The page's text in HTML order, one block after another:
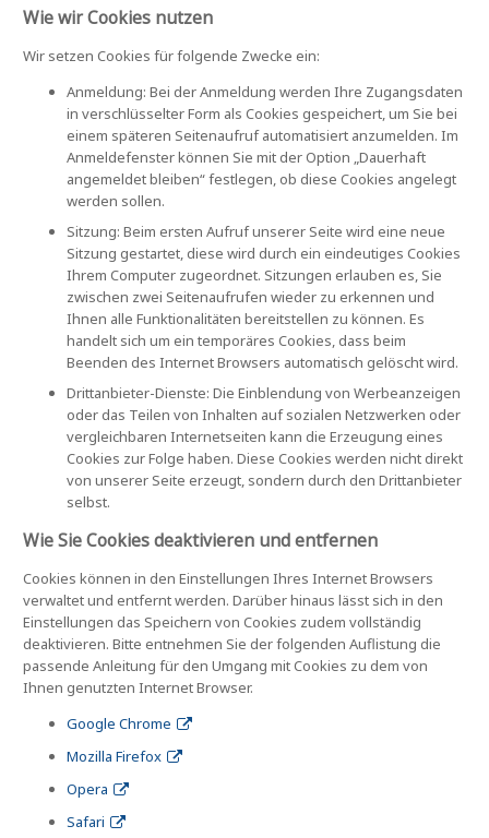
Wie wir Cookies nutzen
Wir setzen Cookies für folgende Zwecke ein:
Anmeldung: Bei der Anmeldung werden Ihre Zugangsdaten
in verschlüsselter Form als Cookies gespeichert, um Sie bei
einem späteren Seitenaufruf automatisiert anzumelden. Im
Anmeldefenster können Sie mit der Option „Dauerhaft
angemeldet bleiben“ festlegen, ob diese Cookies angelegt
werden sollen.
Sitzung: Beim ersten Aufruf unserer Seite wird eine neue
Sitzung gestartet, diese wird durch ein eindeutiges Cookies
Ihrem Computer zugeordnet. Sitzungen erlauben es, Sie
zwischen zwei Seitenaufrufen wieder zu erkennen und
Ihnen alle Funktionalitäten bereitstellen zu können. Es
handelt sich um ein temporäres Cookies, dass beim
Beenden des Internet Browsers automatisch gelöscht wird.
Drittanbieter-Dienste: Die Einblendung von Werbeanzeigen
oder das Teilen von Inhalten auf sozialen Netzwerken oder
vergleichbaren Internetseiten kann die Erzeugung eines
Cookies zur Folge haben. Diese Cookies werden nicht direkt
von unserer Seite erzeugt, sondern durch den Drittanbieter
selbst.
Wie Sie Cookies deaktivieren und entfernen
Cookies können in den Einstellungen Ihres Internet Browsers
verwaltet und entfernt werden. Darüber hinaus lässt sich in den
Einstellungen das Speichern von Cookies zudem vollständig
deaktivieren. Bitte entnehmen Sie der folgenden Auflistung die
passende Anleitung für den Umgang mit Cookies zu dem von
Ihnen genutzten Internet Browser.
Google Chrome
Mozilla Firefox
Opera
Safari